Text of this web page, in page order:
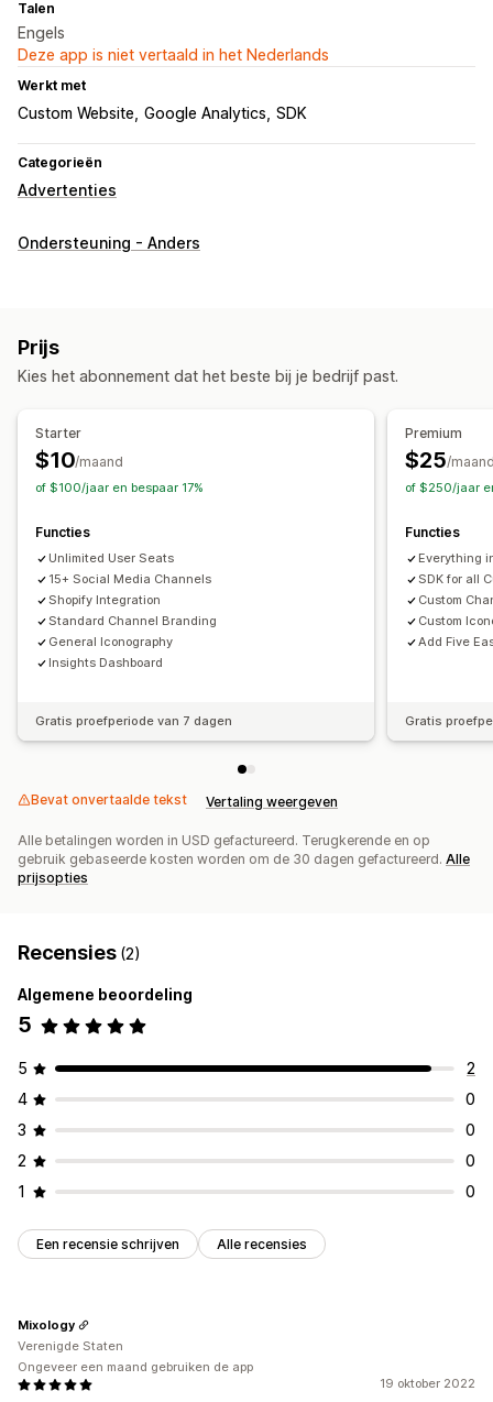
Talen
Engels
Deze app is niet vertaald in het Nederlands
Werkt met
Custom Website Google Analytics SDK
Categorieën
Advertenties
Ondersteuning - Anders
Prijs
Kies het abonnement dat het beste bij je bedrijf past.
Starter
$10/maand
of $100/jaar en bespaar 17%
Functies
Unlimited User Seats
15+ Social Media Channels
Shopify Integration
Standard Channel Branding
General Iconography
Insights Dashboard
Gratis proefperiode van 7 dagen
Premium
$25/
of $250/jaar
Functies
Everything
SDK for all
Custom
Custom
Add Five
Gratis
Bevat onvertaalde tekst Vertaling weergeven
Alle betalingen worden in USD gefactureerd. Terugkerende en op
gebruik gebaseerde kosten worden om de 30 dagen gefactureerd. Alle
prijsopties
Recensies (2)
Algemene beoordeling
5
5
2
4
0
3
0
2
0
1
0
Een recensie schrijven Alle recensies
19 oktober 2022
Mixology
Verenigde Staten
Ongeveer een maand gebruiken de app